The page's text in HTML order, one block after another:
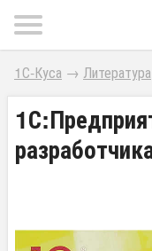
1С-Куса → Литература